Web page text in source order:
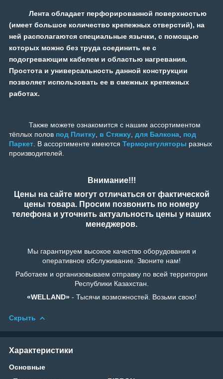
Лента обладает перфорированной поверхностью
(имеет большое количество крепежных отверстий), на
ней располагаются специальные язычки, с помощью
которых можно без труда соединить ее с
подогревающим кабелем и областью нагревания.
Простота и универсальность данной конструкции
позволяет использовать ее в смежных крепежных
работах.
Также можете ознакомится с нашим ассортиментом
тёплых полов под Плитку в Стяжку для Балкона под
Паркет . В ассортименте имеются Терморегуляторы разных
производителей.
Внимание!!!
Цены на сайте могут отличаться от фактической
цены товара. Просим позвонить по номеру
телефона и уточнить актуальность цены у наших
менеджеров.
Мы гарантируем высокое качество оборудования и
оперативное обслуживание. Звоните нам!
Работаем и организовываем отправку по всей территории
Республики Казахстан.
«WELLAND»- Тысячи возможностей. Возьми свою!
Скрыть
Характеристики
Основные